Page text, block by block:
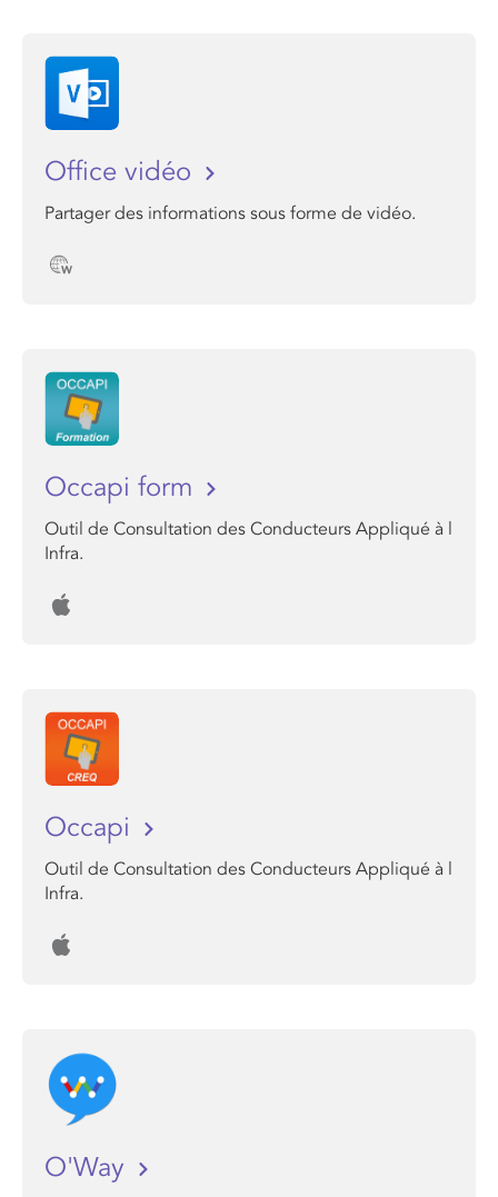
Office vidéo
Partager des informations sous forme de vidéo.
Occapi form
Outil de Consultation des Conducteurs Appliqué à l
Infra.
Occapi
Outil de Consultation des Conducteurs Appliqué à l
Infra.
O'Way